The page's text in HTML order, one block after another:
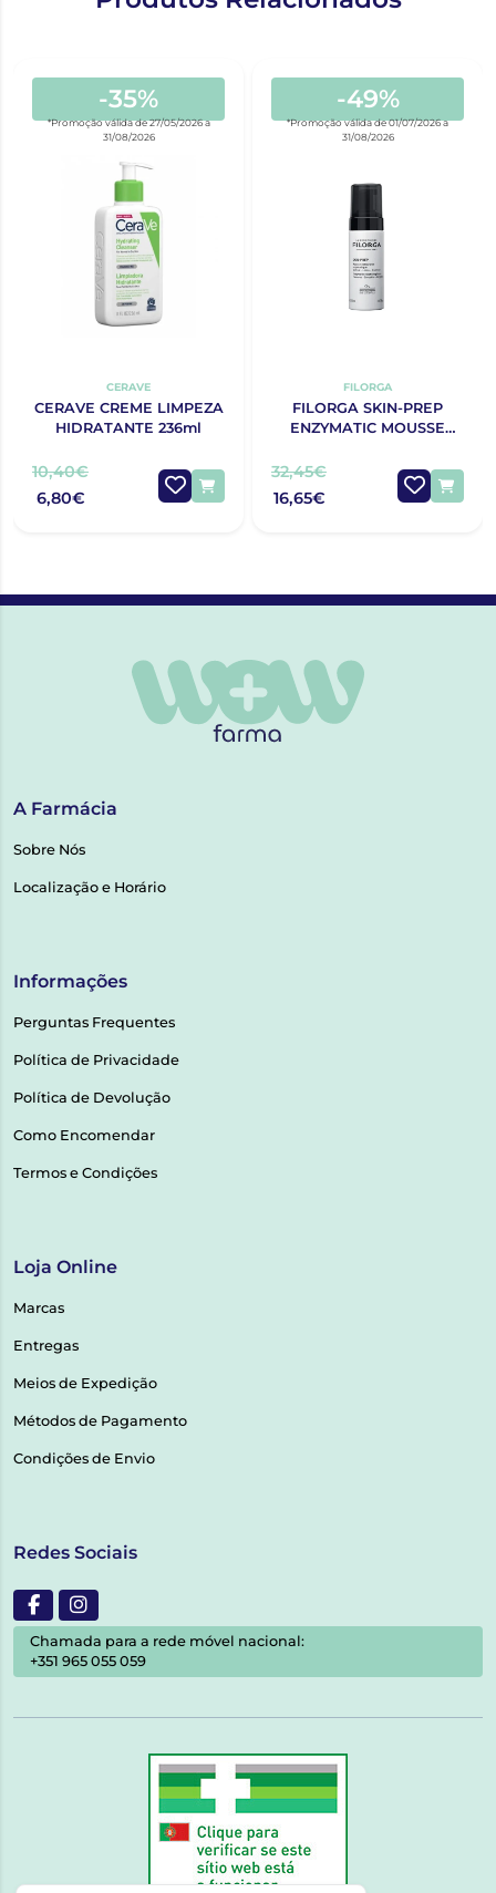
-35%
*Promoção válida de 27/05/2026 a
31/08/2026
CERAVE
CERAVE CREME LIMPEZA
HIDRATANTE 236ml
10,40€
6,80€
-49%
*Promoção válida de 01/07/2026 a
31/08/2026
FILORGA
FILORGA SKIN-PREP
ENZYMATIC MOUSSE
32,45€
16,65€
A Farmácia
Sobre Nós
Localização e Horário
Informações
Perguntas Frequentes
Política de Privacidade
Política de Devolução
Como Encomendar
Termos e Condições
Loja Online
Marcas
Entregas
Meios de Expedição
Métodos de Pagamento
Condições de Envio
Redes Sociais
Chamada para a rede móvel nacional:
+351 965 055 059